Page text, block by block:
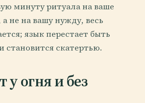
минуту ритуала на ваше
не на вашу нужду, весь
язык перестает быть
становится скатертью.
у огня и без